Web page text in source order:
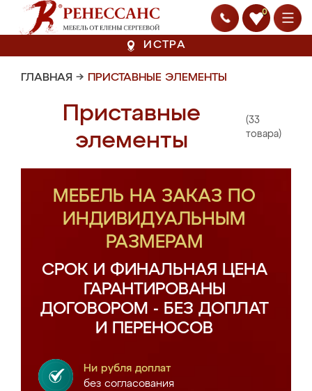
0
ИСТРА
ГЛАВНАЯ → ПРИСТАВНЫЕ ЭЛЕМЕНТЫ
Приставные
элементы
(33
товара)
МЕБЕЛЬ НА ЗАКАЗ ПО
ИНДИВИДУАЛЬНЫМ
РАЗМЕРАМ
СРОК И ФИНАЛЬНАЯ ЦЕНА
ГАРАНТИРОВАНЫ
ДОГОВОРОМ - БЕЗ ДОПЛАТ
И ПЕРЕНОСОВ
Ни рубля доплат
без согласования